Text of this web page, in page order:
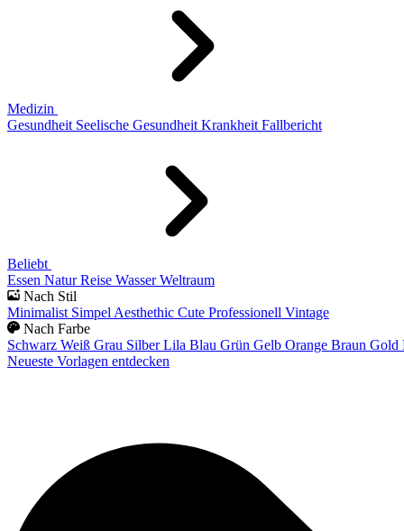
Medizin
Gesundheit Seelische Gesundheit Krankheit Fallbericht
Beliebt
Essen Natur Reise Wasser Weltraum
Nach Stil
Minimalist Simpel Aesthethic Cute Professionell Vintage
Nach Farbe
Schwarz Weiß Grau Silber Lila Blau Grün Gelb Orange Braun Gold
Neueste Vorlagen entdecken